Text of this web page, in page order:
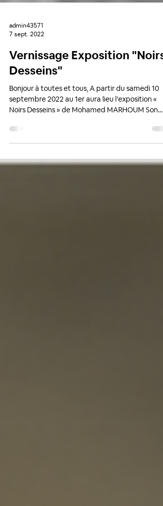
7 sept. 2022
Vernissage Exposition "Noirs
Desseins"
Bonjour à toutes et tous, A partir du samedi 10
Noirs Desseins » de Mohamed MARHOUM Son...